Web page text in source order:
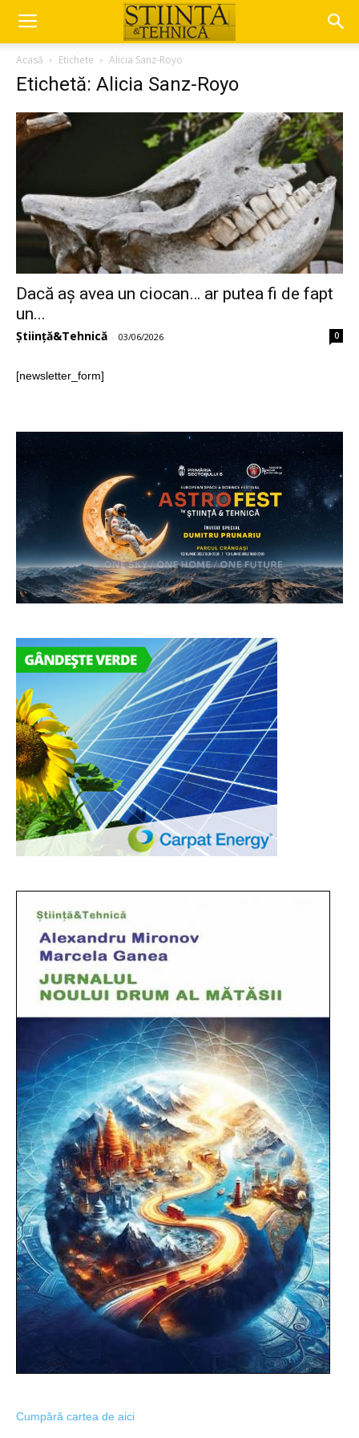
Acasă Etichete Alicia Sanz-Royo
Etichetă: Alicia Sanz-Royo
Dacă aș avea un ciocan… ar putea fi de fapt
un...
Știință&Tehnică - 03/06/2026 0
[newsletter_form]
Cumpără cartea de aici